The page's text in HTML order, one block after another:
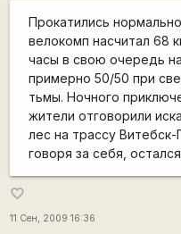
Прокатились
велокомп насчитал 68
часы в свою очередь
примерно 50/50 при
тьмы. Ночного
жители отговорили
лес на трассу
говоря за себя,
favorite_border
11 Сен, 2009 16:36